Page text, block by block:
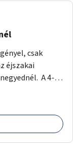
beruházások
csak
éjszakai
A 4-es
is
és a 200E